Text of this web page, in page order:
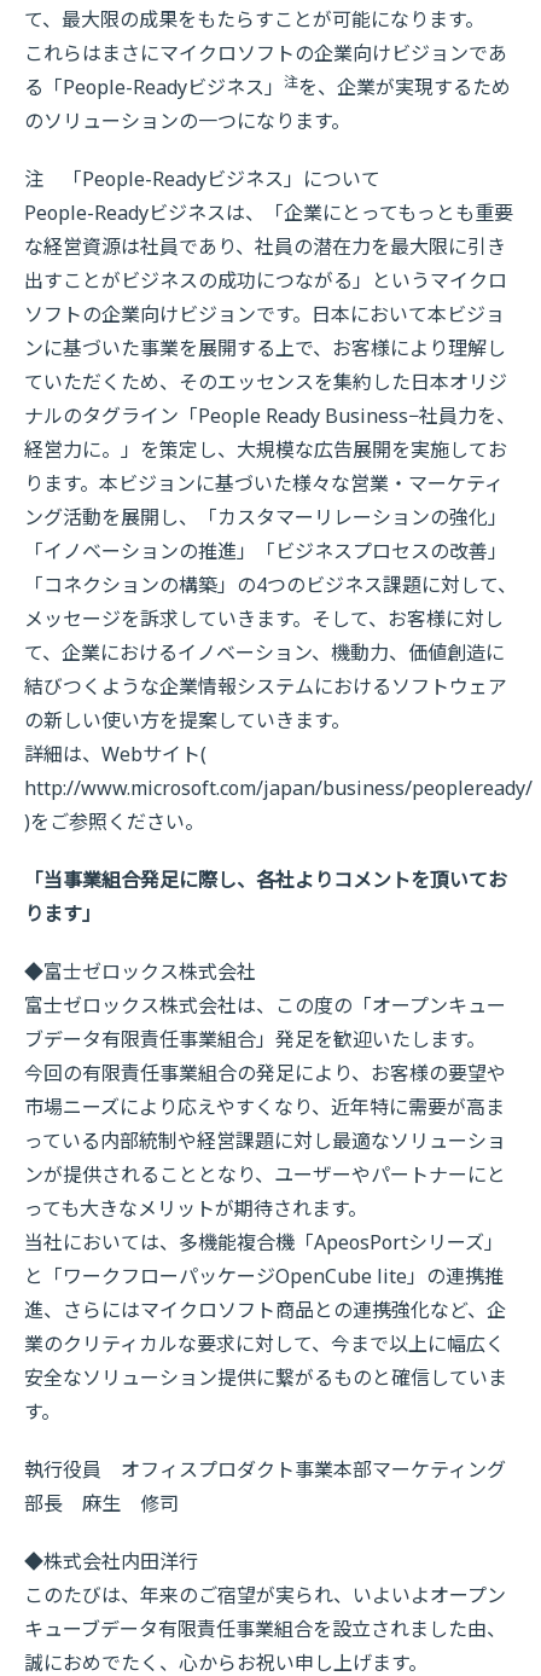
て、最大限の成果をもたらすことが可能になります。
これらはまさにマイクロソフトの企業向けビジョンであ
る「People-Readyビジネス」 注を、企業が実現するため
のソリューションの一つになります。
注 「People-Readyビジネス」について
People-Readyビジネスは、「企業にとってもっとも重要
な経営資源は社員であり、社員の潜在力を最大限に引き
出すことがビジネスの成功につながる」というマイクロ
ソフトの企業向けビジョンです。日本において本ビジョ
ンに基づいた事業を展開する上で、お客様により理解し
ていただくため、そのエッセンスを集約した日本オリジ
ナルのタグライン「People Ready Business−社員力を、
経営力に。」を策定し、大規模な広告展開を実施してお
ります。本ビジョンに基づいた様々な営業・マーケティ
ング活動を展開し、「カスタマーリレーションの強化」
「イノベーションの推進」「ビジネスプロセスの改善」
「コネクションの構築」の4つのビジネス課題に対して、
メッセージを訴求していきます。そして、お客様に対し
て、企業におけるイノベーション、機動力、価値創造に
結びつくような企業情報システムにおけるソフトウェア
の新しい使い方を提案していきます。
詳細は、Webサイト(
http://www.microsoft.com/japan/business/peopleready/
)をご参照ください。
「当事業組合発足に際し、各社よりコメントを頂いてお
ります」
◆富士ゼロックス株式会社
富士ゼロックス株式会社は、この度の「オープンキュー
ブデータ有限責任事業組合」発足を歓迎いたします。
今回の有限責任事業組合の発足により、お客様の要望や
市場ニーズにより応えやすくなり、近年特に需要が高ま
っている内部統制や経営課題に対し最適なソリューショ
ンが提供されることとなり、ユーザーやパートナーにと
っても大きなメリットが期待されます。
当社においては、多機能複合機「ApeosPortシリーズ」
と「ワークフローパッケージOpenCube lite」の連携推
進、さらにはマイクロソフト商品との連携強化など、企
業のクリティカルな要求に対して、今まで以上に幅広く
安全なソリューション提供に繋がるものと確信していま
す。
執行役員 オフィスプロダクト事業本部マーケティング
部長 麻生 修司
◆株式会社内田洋行
このたびは、年来のご宿望が実られ、いよいよオープン
キューブデータ有限責任事業組合を設立されました由、
誠におめでたく、心からお祝い申し上げます。